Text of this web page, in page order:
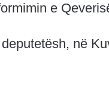
e
në